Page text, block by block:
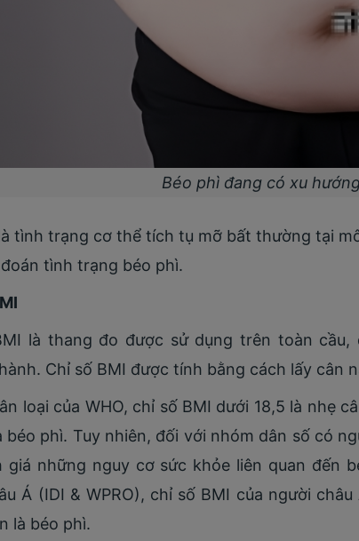
Béo phì đang có xu
tình trạng cơ thể tích tụ mỡ bất thường tại
tình trạng béo phì.
là thang đo được sử dụng trên toàn
Chỉ số BMI được tính bằng cách lấy cân
loại của WHO, chỉ số BMI dưới 18,5 là nhẹ
béo phì. Tuy nhiên, đối với nhóm dân số có
giá những nguy cơ sức khỏe liên quan đến
Á (IDI & WPRO), chỉ số BMI của người
là béo phì.